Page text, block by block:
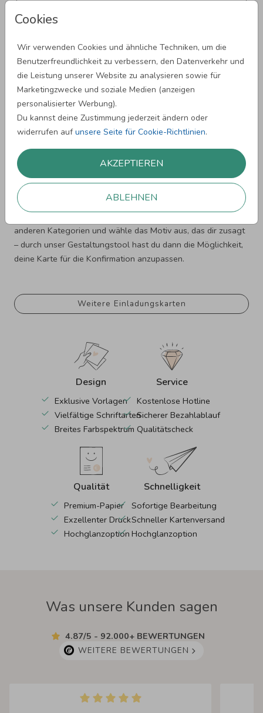
Cookies
Wir verwenden Cookies und ähnliche Techniken, um die
Benutzerfreundlichkeit zu verbessern, den Datenverkehr und
die Leistung unserer Website zu analysieren sowie für
Marketingzwecke und soziale Medien (anzeigen
personalisierter Werbung).
Du kannst deine Zustimmung jederzeit ändern oder
widerrufen aufunsere Seite für Cookie-Richtlinien.
AKZEPTIEREN
ABLEHNEN
Weitere Einladungskarten
Wenn du das richtige Design noch nicht gefunden hast,
bieten wir viele weitere Motive an, die du auf deinen Anlass
zuschneiden kannst. Stöber einfach ein wenig durch unsere
anderen Kategorien und wähle das Motiv aus, das dir zusagt
– durch unser Gestaltungstool hast du dann die Möglichkeit,
deine Karte für die Konfirmation anzupassen.
Weitere Einladungskarten
Design
Exklusive Vorlagen
Vielfältige Schriftarten
Breites Farbspektrum
Service
Kostenlose Hotline
Sicherer Bezahlablauf
Qualitätscheck
Qualität
Premium-Papier
Exzellenter Druck
Hochglanzoption
Schnelligkeit
Sofortige Bearbeitung
Schneller Kartenversand
Hochglanzoption
Was unsere Kunden sagen
4.87/5 - 92.000+ BEWERTUNGEN
WEITERE BEWERTUNGEN